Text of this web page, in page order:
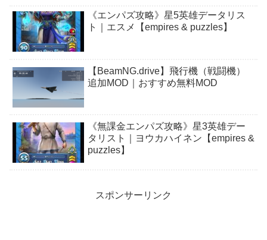
《エンパズ攻略》星5英雄データリス
ト｜エスメ【empires & puzzles】
【BeamNG.drive】飛行機（戦闘機）
追加MOD｜おすすめ無料MOD
《無課金エンパズ攻略》星3英雄デー
タリスト｜ヨウカハイネン【empires &
puzzles】
スポンサーリンク